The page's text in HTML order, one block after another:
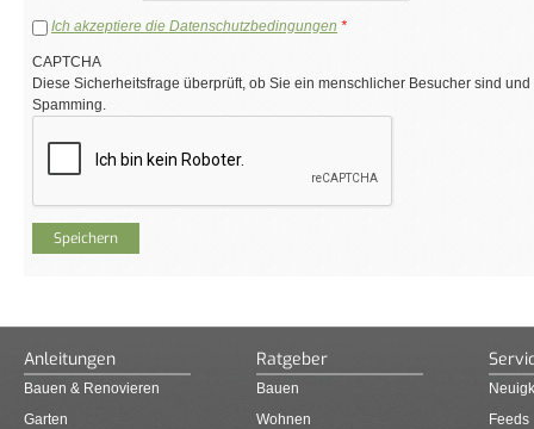
Ich akzeptiere die Datenschutzbedingungen *
CAPTCHA
Diese Sicherheitsfrage überprüft, ob Sie ein menschlicher Besucher sind
Spamming.
Anleitungen
Bauen & Renovieren
Garten
Ratgeber
Bauen
Wohnen
Feeds